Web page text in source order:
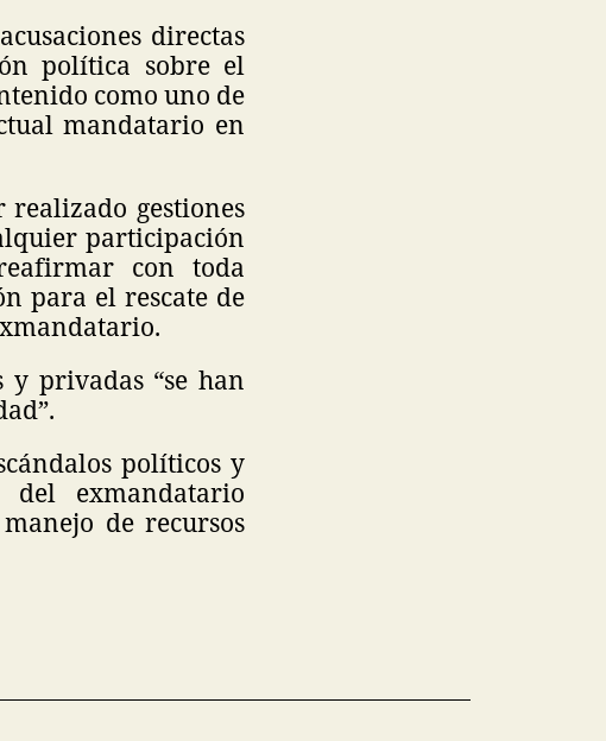
directas
política sobre el
como uno de
mandatario en
realizado gestiones
participación
con toda
para el rescate de
y privadas “se han
políticos y
exmandatario
de recursos